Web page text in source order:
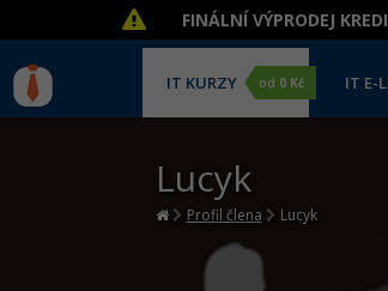
FINÁLNÍ VÝPRODEJ
IT KURZY od 0 Kč IT E-
Lucyk
Profil člena Lucyk